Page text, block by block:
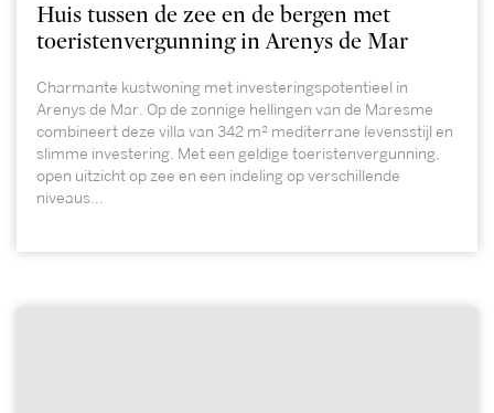
Huis tussen de zee en de bergen met
toeristenvergunning in Arenys de Mar
Charmante kustwoning met investeringspotentieel in
Arenys de Mar. Op de zonnige hellingen van de Maresme
combineert deze villa van 342 m² mediterrane levensstijl en
slimme investering. Met een geldige toeristenvergunning,
open uitzicht op zee en een indeling op verschillende
niveaus...